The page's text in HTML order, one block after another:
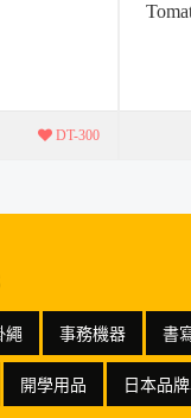
DT-300
繩 事務機器 書
開學用品 日本品